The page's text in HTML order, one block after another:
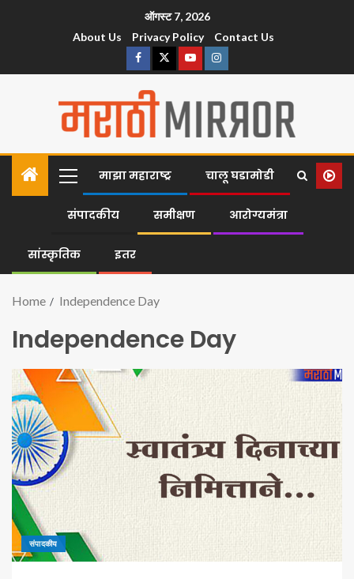
ऑगस्ट 7, 2026
About Us
Privacy Policy Contact Us
माझा महाराष्ट्र चालू घडामोडी
संपादकीय समीक्षण आरोग्यमंत्रा
सांस्कृतिक इतर
Home Independence Day
Independence Day
संपादकीय